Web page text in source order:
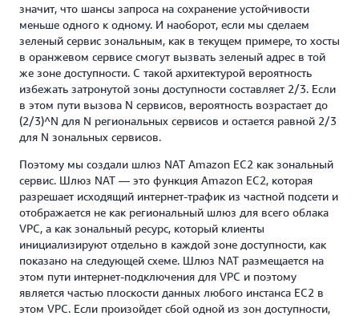
значит, что шансы запроса на сохранение устойчивости
меньше одного к одному. И наоборот, если мы сделаем
зеленый сервис зональным, как в текущем примере, то хосты
в оранжевом сервисе смогут вызвать зеленый адрес в той
же зоне доступности. С такой архитектурой вероятность
избежать затронутой зоны доступности составляет 2/3. Если
в этом пути вызова N сервисов, вероятность возрастает до
(2/3)^N для N региональных сервисов и остается равной 2/3
для N зональных сервисов.
Поэтому мы создали шлюз NAT Amazon EC2 как зональный
сервис. Шлюз NAT — это функция Amazon EC2, которая
разрешает исходящий интернет-трафик из частной подсети и
отображается не как региональный шлюз для всего облака
VPC, а как зональный ресурс, который клиенты
инициализируют отдельно в каждой зоне доступности, как
показано на следующей схеме. Шлюз NAT размещается на
этом пути интернет-подключения для VPC и поэтому
является частью плоскости данных любого инстанса EC2 в
этом VPC. Если произойдет сбой одной из зон доступности,